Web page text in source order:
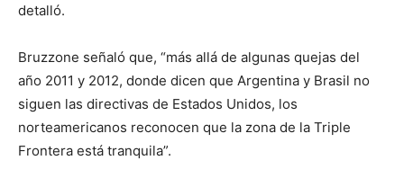
detalló.
Bruzzone señaló que, “más allá de algunas quejas del
año 2011 y 2012, donde dicen que Argentina y Brasil no
siguen las directivas de Estados Unidos, los
norteamericanos reconocen que la zona de la Triple
Frontera está tranquila”.